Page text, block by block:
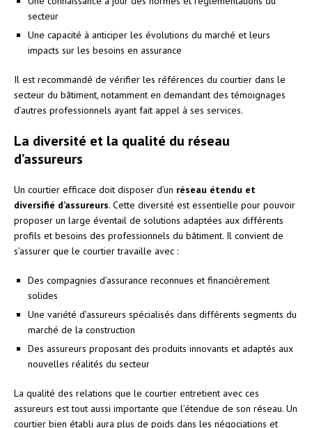
secteur
Une capacité à anticiper les évolutions du marché et leurs
impacts sur les besoins en assurance
Il est recommandé de vérifier les références du courtier dans le
secteur du bâtiment, notamment en demandant des témoignages
d’autres professionnels ayant fait appel à ses services.
La diversité et la qualité du réseau
d’assureurs
Un courtier efficace doit disposer d’un réseau étendu et
diversifié d’assureurs. Cette diversité est essentielle pour pouvoir
proposer un large éventail de solutions adaptées aux différents
profils et besoins des professionnels du bâtiment. Il convient de
s’assurer que le courtier travaille avec :
Des compagnies d’assurance reconnues et financièrement
solides
Une variété d’assureurs spécialisés dans différents segments du
marché de la construction
Des assureurs proposant des produits innovants et adaptés aux
nouvelles réalités du secteur
La qualité des relations que le courtier entretient avec ces
assureurs est tout aussi importante que l’étendue de son réseau. Un
courtier bien établi aura plus de poids dans les négociations et